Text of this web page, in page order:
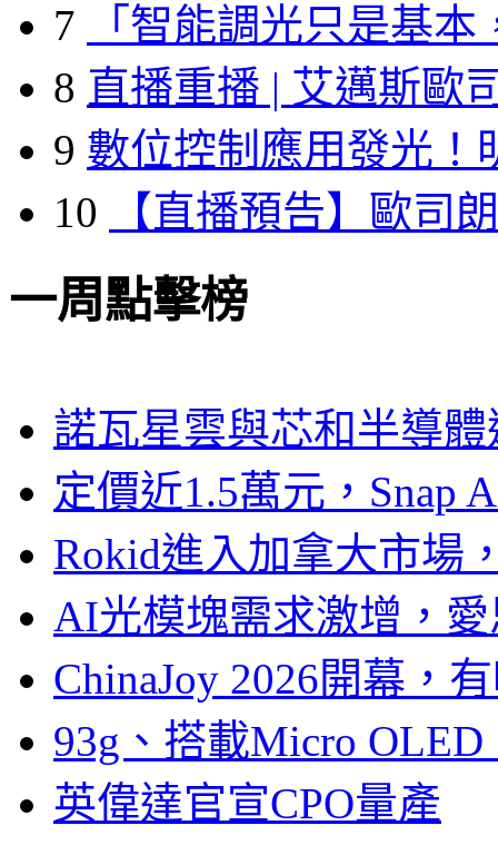
7
「智能調光只是基本
8 直播重播 | 艾邁斯歐
9 數位控制應用發光！
10
【直播預告】歐司
一周點擊榜
諾瓦星雲與芯和半導
定價近1.5萬元，Snap
Rokid進入加拿大市場
AI光模塊需求激增，
ChinaJoy 2026開幕，
93g、搭載Micro
英偉達官宣CPO量產